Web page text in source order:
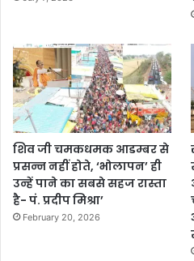
शिव जी चमकधमक आडम्बर से
प्रसन्न नहीं होते, ‘भोलापन’ ही
उन्हें पाने का सबसे सहज रास्ता
है- पं. प्रदीप मिश्रा’
February 20, 2026